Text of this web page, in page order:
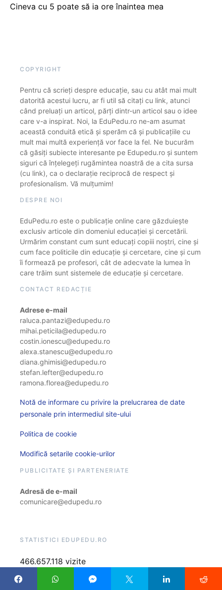
Cineva cu 5 poate să ia ore înaintea mea
COPYRIGHT
Pentru că scrieți despre educație, sau cu atât mai mult
datorită acestui lucru, ar fi util să citați cu link, atunci
când preluați un articol, părți dintr-un articol sau o idee
care v-a inspirat. Noi, la EduPedu.ro ne-am asumat
această conduită etică și sperăm că și publicațiile cu
mult mai multă experiență vor face la fel. Ne bucurăm
că găsiți subiecte interesante pe Edupedu.ro și suntem
siguri că înțelegeți rugămintea noastră de a cita sursa
(cu link), ca o declarație reciprocă de respect și
profesionalism. Vă mulțumim!
DESPRE NOI
EduPedu.ro este o publicație online care găzduiește
exclusiv articole din domeniul educației și cercetării.
Urmărim constant cum sunt educați copiii noștri, cine și
cum face politicile din educație și cercetare, cine și cum
îi formează pe profesori, cât de adecvate la lumea în
care trăim sunt sistemele de educație și cercetare.
CONTACT REDACȚIE
Adrese e-mail
raluca.pantazi@edupedu.ro
mihai.peticila@edupedu.ro
costin.ionescu@edupedu.ro
alexa.stanescu@edupedu.ro
diana.ghimisi@edupedu.ro
stefan.lefter@edupedu.ro
ramona.florea@edupedu.ro
Notă de informare cu privire la prelucrarea de date
personale prin intermediul site-ului
Politica de cookie
Modifică setarile cookie-urilor
PUBLICITATE ȘI PARTENERIATE
Adresă de e-mail
comunicare@edupedu.ro
STATISTICI EDUPEDU.RO
466.657.118 vizite